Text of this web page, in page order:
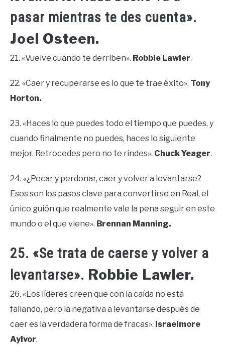
pasar mientras te des cuenta».
Joel Osteen.
21. «Vuelve cuando te derriben». Robbie Lawler.
22. «Caer y recuperarse es lo que te trae éxito». Tony
Horton.
23. «Haces lo que puedes todo el tiempo que puedes, y
cuando finalmente no puedes, haces lo siguiente
mejor. Retrocedes pero no te rindes». Chuck Yeager.
24. «¿Pecar y perdonar, caer y volver a levantarse?
Esos son los pasos clave para convertirse en Real, el
único guión que realmente vale la pena seguir en este
mundo o el que viene». Brennan Manning.
25. «Se trata de caerse y volver a
levantarse». Robbie Lawler.
26. «Los líderes creen que con la caída no está
fallando, pero la negativa a levantarse después de
caer es la verdadera forma de fracas». Israelmore
Ayivor.